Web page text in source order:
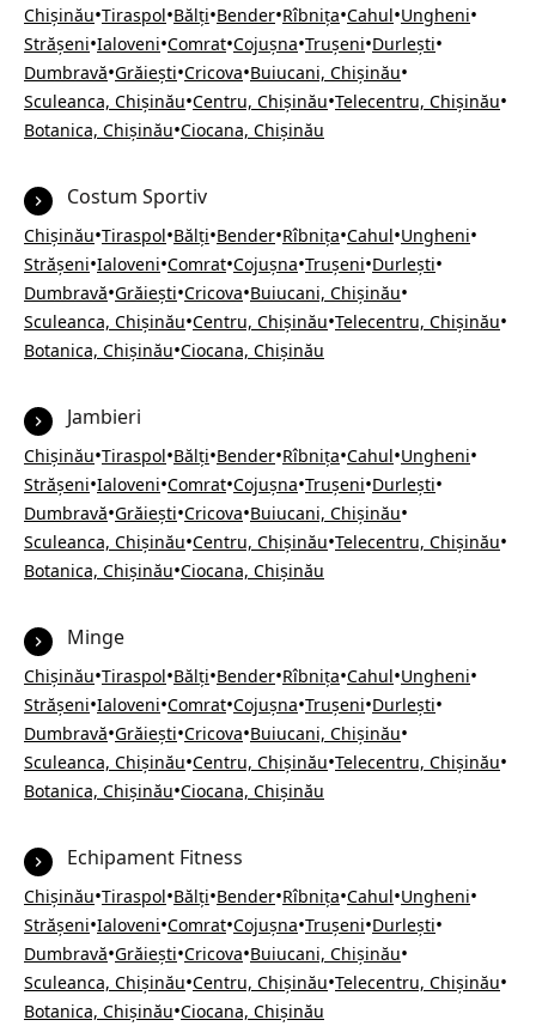
Chișinău•Tiraspol•Bălți•Bender•Rîbnița•Cahul•Ungheni•
Strășeni•Ialoveni•Comrat•Cojușna•Trușeni•Durlești•
Dumbravă•Grăiești•Cricova•Buiucani, Chișinău•
Sculeanca, Chișinău•Centru, Chișinău•Telecentru, Chișinău•
Botanica, Chișinău•Ciocana, Chișinău
Costum Sportiv
Chișinău•Tiraspol•Bălți•Bender•Rîbnița•Cahul•Ungheni•
Strășeni•Ialoveni•Comrat•Cojușna•Trușeni•Durlești•
Dumbravă•Grăiești•Cricova•Buiucani, Chișinău•
Sculeanca, Chișinău•Centru, Chișinău•Telecentru, Chișinău•
Botanica, Chișinău•Ciocana, Chișinău
Jambieri
Chișinău•Tiraspol•Bălți•Bender•Rîbnița•Cahul•Ungheni•
Strășeni•Ialoveni•Comrat•Cojușna•Trușeni•Durlești•
Dumbravă•Grăiești•Cricova•Buiucani, Chișinău•
Sculeanca, Chișinău•Centru, Chișinău•Telecentru, Chișinău•
Botanica, Chișinău•Ciocana, Chișinău
Minge
Chișinău•Tiraspol•Bălți•Bender•Rîbnița•Cahul•Ungheni•
Strășeni•Ialoveni•Comrat•Cojușna•Trușeni•Durlești•
Dumbravă•Grăiești•Cricova•Buiucani, Chișinău•
Sculeanca, Chișinău•Centru, Chișinău•Telecentru, Chișinău•
Botanica, Chișinău•Ciocana, Chișinău
Echipament Fitness
Chișinău•Tiraspol•Bălți•Bender•Rîbnița•Cahul•Ungheni•
Strășeni•Ialoveni•Comrat•Cojușna•Trușeni•Durlești•
Dumbravă•Grăiești•Cricova•Buiucani, Chișinău•
Sculeanca, Chișinău•Centru, Chișinău•Telecentru, Chișinău•
Botanica, Chișinău•Ciocana, Chișinău